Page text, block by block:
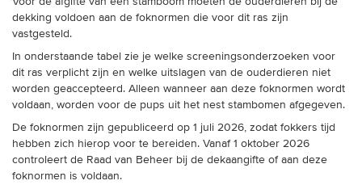
dekking voldoen aan de foknormen die voor dit ras zijn
vastgesteld.
In onderstaande tabel zie je welke screeningsonderzoeken voor
dit ras verplicht zijn en welke uitslagen van de ouderdieren niet
worden geaccepteerd. Alleen wanneer aan deze foknormen wordt
voldaan, worden voor de pups uit het nest stambomen afgegeven.
De foknormen zijn gepubliceerd op 1 juli 2026, zodat fokkers tijd
hebben zich hierop voor te bereiden. Vanaf 1 oktober 2026
controleert de Raad van Beheer bij de dekaangifte of aan deze
foknormen is voldaan.